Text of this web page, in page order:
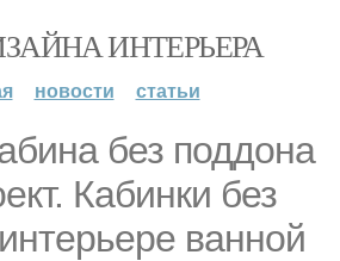
ИНТЕРЬЕРА
новости статьи
без поддона
Кабинки без
ванной